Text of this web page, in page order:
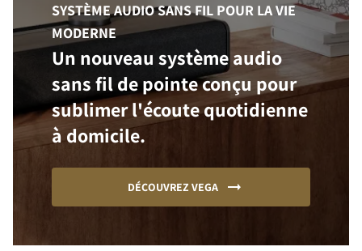
SYSTÈME AUDIO SANS FIL POUR LA VIE
MODERNE
Un nouveau système audio
sans fil de pointe conçu pour
sublimer l'écoute quotidienne
à domicile.
DÉCOUVREZ VEGA